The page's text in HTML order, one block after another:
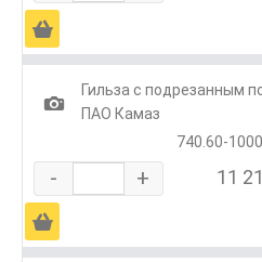
Ä
1
Гильза с подрезанным
ПАО Камаз
740.60-
- + 11
Ä